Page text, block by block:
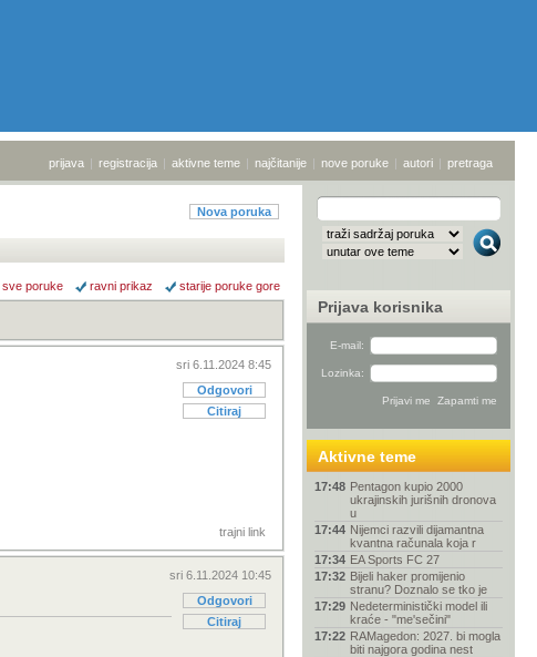
prijava | registracija | aktivne teme | najčitanije | nove poruke | autori | pretraga
Nova poruka
sve poruke ravni prikaz starije poruke gore
sri 6.11.2024 8:45
Odgovori
Citiraj
trajni link
sri 6.11.2024 10:45
Odgovori
Citiraj
Prijava korisnika
E-mail:
Lozinka:
Aktivne teme
17:48 Pentagon kupio 2000
ukrajinskih jurišnih dronova
u
17:44 Nijemci razvili dijamantna
kvantna računala koja r
17:34 EA Sports FC 27
17:32 Bijeli haker promijenio
stranu? Doznalo se tko je
17:29 Nedeterministički model ili
kraće - "me'sečini"
17:22 RAMagedon: 2027. bi mogla
biti najgora godina nest